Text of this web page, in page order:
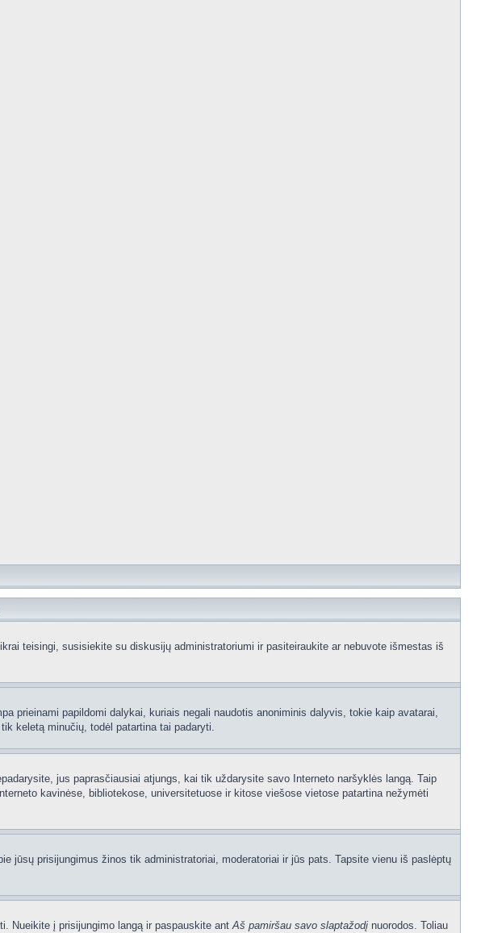
teisingi, susisiekite su diskusijų administratoriumi ir pasiteiraukite ar nebuvote išmestas iš
prieinami papildomi dalykai, kuriais negali naudotis anoniminis dalyvis, tokie kaip avatarai,
keletą minučių, todėl patartina tai padaryti.
jus paprasčiausiai atjungs, kai tik uždarysite savo Interneto naršyklės langą. Taip
kavinėse, bibliotekose, universitetuose ir kitose viešose vietose patartina nežymėti
jūsų prisijungimus žinos tik administratoriai, moderatoriai ir jūs pats. Tapsite vienu iš paslėptų
Nueikite į prisijungimo langą ir paspauskite antAš pamiršau savo slaptažodį nuorodos. Toliau